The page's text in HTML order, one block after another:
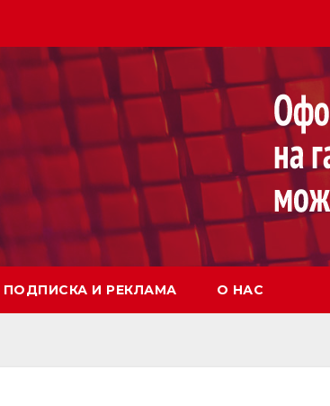
ПОДПИСКА И РЕКЛАМА О НАС